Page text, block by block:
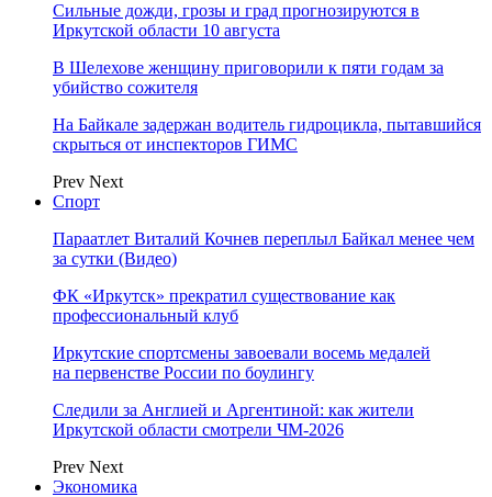
Сильные дожди, грозы и град прогнозируются в
Иркутской области 10 августа
В Шелехове женщину приговорили к пяти годам за
убийство сожителя
На Байкале задержан водитель гидроцикла, пытавшийся
скрыться от инспекторов ГИМС
Prev Next
Спорт
Параатлет Виталий Кочнев переплыл Байкал менее чем
за сутки (Видео)
ФК «Иркутск» прекратил существование как
профессиональный клуб
Иркутские спортсмены завоевали восемь медалей
на первенстве России по боулингу
Следили за Англией и Аргентиной: как жители
Иркутской области смотрели ЧМ-2026
Prev Next
Экономика